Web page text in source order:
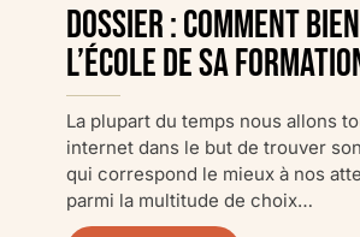
DOSSIER : Comment
l’école de sa
La plupart du temps nous allons
internet dans le but de trouver
qui correspond le mieux à nos
parmi la multitude de choix…